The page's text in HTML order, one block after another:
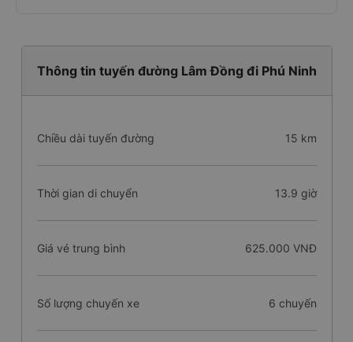
Thông tin tuyến đường Lâm Đồng đi Phú Ninh
Chiều dài tuyến đường 15 km
Thời gian di chuyển 13.9 giờ
Giá vé trung bình 625.000 VNĐ
Số lượng chuyến xe 6 chuyến